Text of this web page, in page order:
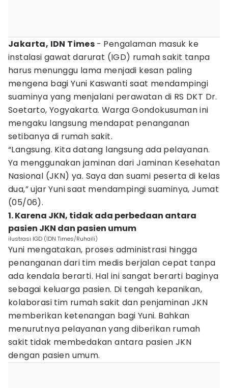
Jakarta, IDN Times - Pengalaman masuk ke
instalasi gawat darurat (IGD) rumah sakit tanpa
harus menunggu lama menjadi kesan paling
mengena bagi Yuni Kaswanti saat mendampingi
suaminya yang menjalani perawatan di RS DKT Dr.
Soetarto, Yogyakarta. Warga Gondokusuman ini
mengaku langsung mendapat penanganan
setibanya di rumah sakit.
“Langsung. Kita datang langsung ada pelayanan.
Ya menggunakan jaminan dari Jaminan Kesehatan
Nasional (JKN) ya. Saya dan suami peserta di kelas
dua,” ujar Yuni saat mendampingi suaminya, Jumat
(05/06).
1. Karena JKN, tidak ada perbedaan antara
pasien JKN dan pasien umum
ilustrasi IGD (IDN Times/Ruhaili)
Yuni mengatakan, proses administrasi hingga
penanganan dari tim medis berjalan cepat tanpa
ada kendala berarti. Hal ini sangat berarti baginya
sebagai keluarga pasien. Di tengah kepanikan,
kolaborasi tim rumah sakit dan penjaminan JKN
memberikan ketenangan bagi Yuni. Bahkan
menurutnya pelayanan yang diberikan rumah
sakit tidak membedakan antara pasien JKN
dengan pasien umum.